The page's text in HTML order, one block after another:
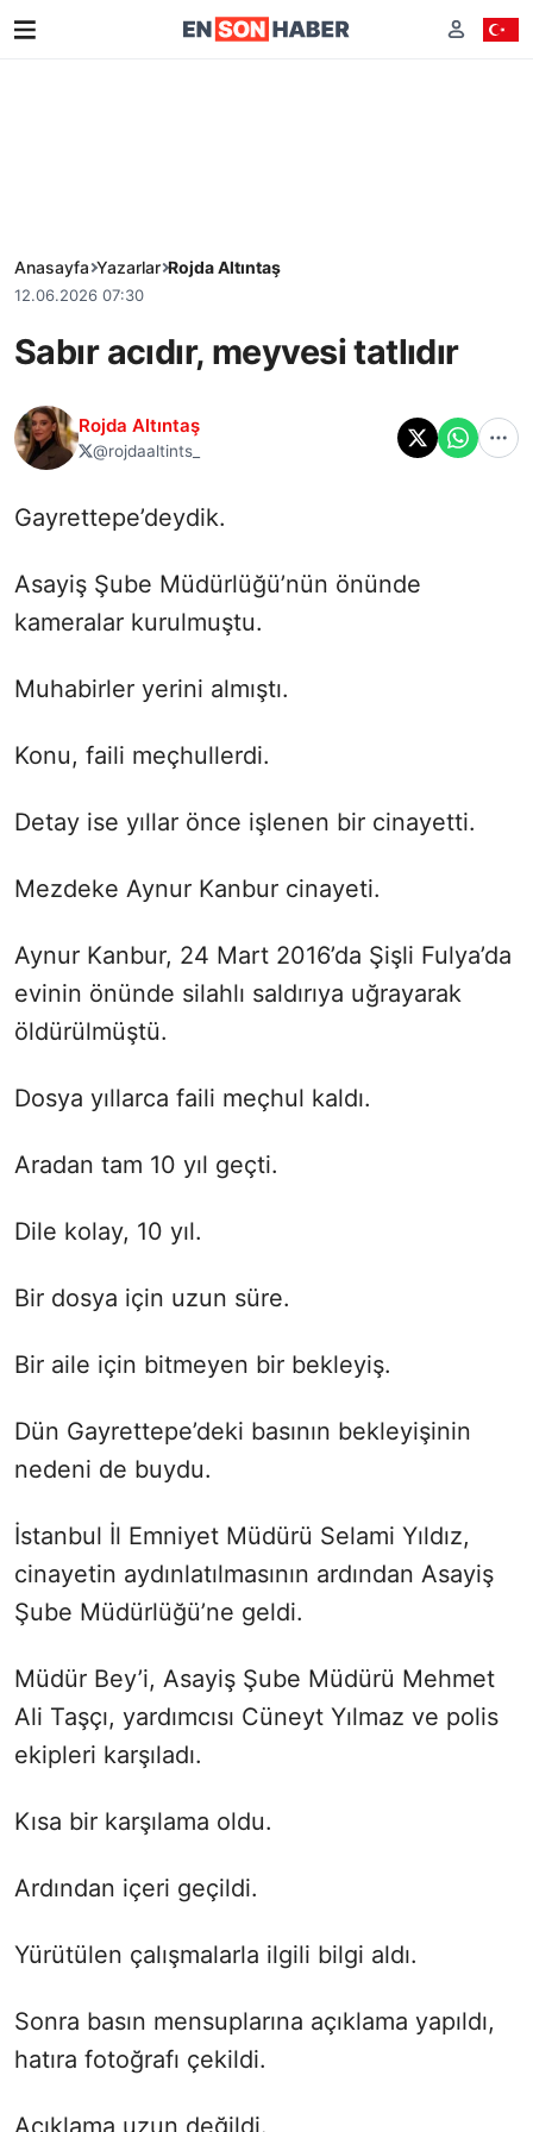
Anasayfa Yazarlar Rojda Altıntaş
12.06.2026 07:30
Sabır acıdır, meyvesi tatlıdır
Rojda Altıntaş
@rojdaaltints_
Gayrettepe’deydik.
Asayiş Şube Müdürlüğü’nün önünde
kameralar kurulmuştu.
Muhabirler yerini almıştı.
Konu, faili meçhullerdi.
Detay ise yıllar önce işlenen bir cinayetti.
Mezdeke Aynur Kanbur cinayeti.
Aynur Kanbur, 24 Mart 2016’da Şişli Fulya’da
evinin önünde silahlı saldırıya uğrayarak
öldürülmüştü.
Dosya yıllarca faili meçhul kaldı.
Aradan tam 10 yıl geçti.
Dile kolay, 10 yıl.
Bir dosya için uzun süre.
Bir aile için bitmeyen bir bekleyiş.
Dün Gayrettepe’deki basının bekleyişinin
nedeni de buydu.
İstanbul İl Emniyet Müdürü Selami Yıldız,
cinayetin aydınlatılmasının ardından Asayiş
Şube Müdürlüğü’ne geldi.
Müdür Bey’i, Asayiş Şube Müdürü Mehmet
Ali Taşçı, yardımcısı Cüneyt Yılmaz ve polis
ekipleri karşıladı.
Kısa bir karşılama oldu.
Ardından içeri geçildi.
Yürütülen çalışmalarla ilgili bilgi aldı.
Sonra basın mensuplarına açıklama yapıldı,
hatıra fotoğrafı çekildi.
Açıklama uzun değildi.